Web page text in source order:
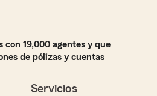
con 19,000 agentes y que
de pólizas y cuentas
Servicios